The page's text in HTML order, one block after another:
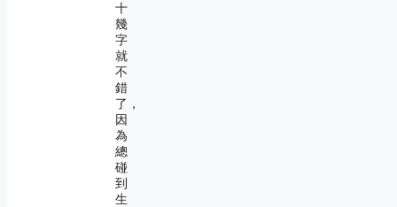
十
幾
字
就
不
錯
了，
因
為
總
碰
到
生